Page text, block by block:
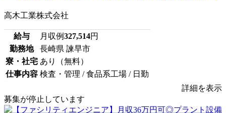
高木工業株式会社
給与 月収例327,514円
勤務地
長崎県 諫早市
寮・社宅 あり（無料）
仕事内容 検査・管理 / 食品系工場 / 日勤
詳細を表示
募集が停止しています